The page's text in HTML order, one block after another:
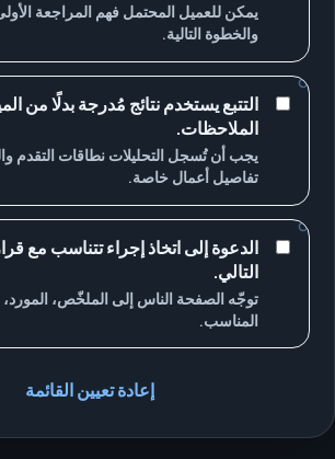
يمكن للعميل المحتمل فهم المراجعة
والخطوة التالية.
التتبع يستخدم نتائج مُدرجة بدلًا من
الملاحظات.
يجب أن تُسجل التحليلات نطاقات التقدم
تفاصيل أعمال خاصة.
الدعوة إلى اتخاذ إجراء تتناسب مع
التالي.
توجّه الصفحة الناس إلى الملخّص،
المناسب.
إعادة تعيين القائمة